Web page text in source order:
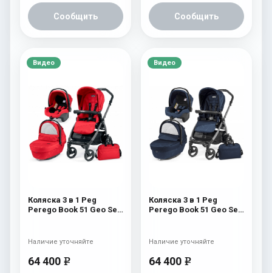
Сообщить Сообщить
Видео
Коляска 3 в 1 Peg
Perego Book 51 Geo Set
64 400 e
Наличие уточняйте
Видео
Коляска 3 в 1 Peg
Perego Book 51 Geo Set
64 400 e
Наличие уточняйте